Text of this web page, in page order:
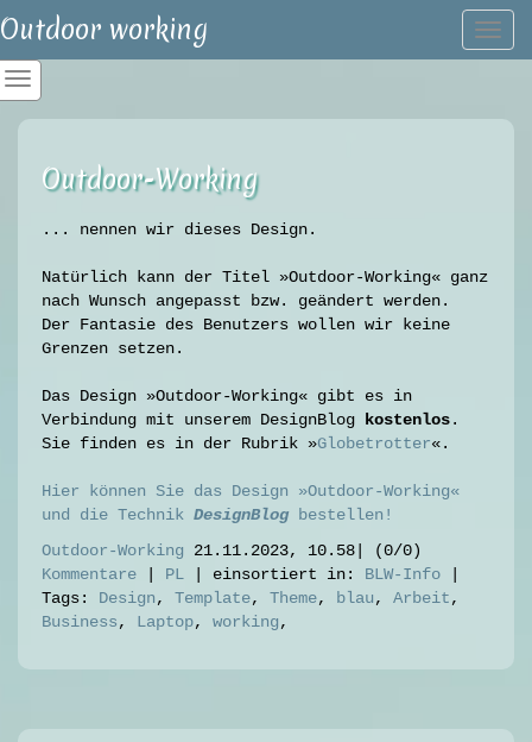
Outdoor working
Outdoor-Working
... nennen wir dieses Design.
Natürlich kann der Titel »Outdoor-Working« ganz
nach Wunsch angepasst bzw. geändert werden.
Der Fantasie des Benutzers wollen wir keine
Grenzen setzen.
Das Design »Outdoor-Working« gibt es in
Verbindung mit unserem DesignBlog
kostenlos.
Sie finden es in der Rubrik »Globetrotter«.
Hier können Sie das Design »Outdoor-Working«
und die Technik DesignBlog bestellen!
Outdoor-Working
21.11.2023, 10.58
(0/0)
Kommentare
PL einsortiert in: BLW-Info
Tags:
Design, Template, Theme, blau, Arbeit,
Business, Laptop, working,